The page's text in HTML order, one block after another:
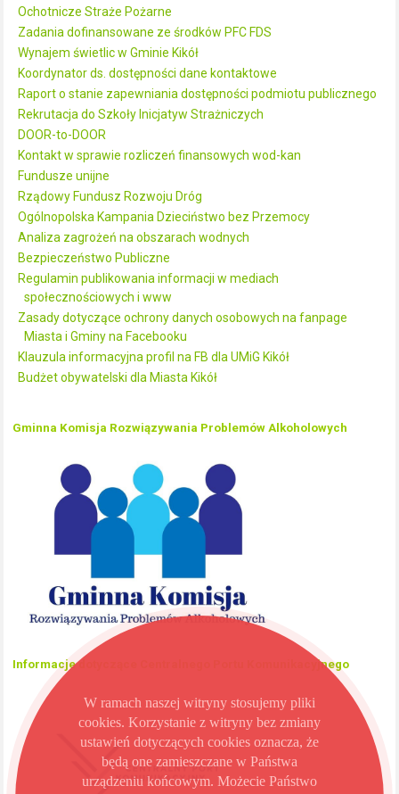
Ochotnicze Straże Pożarne
Zadania dofinansowane ze środków PFC FDS
Wynajem świetlic w Gminie Kikół
Koordynator ds. dostępności dane kontaktowe
Raport o stanie zapewniania dostępności podmiotu publicznego
Rekrutacja do Szkoły Inicjatyw Strażniczych
DOOR-to-DOOR
Kontakt w sprawie rozliczeń finansowych wod-kan
Fundusze unijne
Rządowy Fundusz Rozwoju Dróg
Ogólnopolska Kampania Dzieciństwo bez Przemocy
Analiza zagrożeń na obszarach wodnych
Bezpieczeństwo Publiczne
Regulamin publikowania informacji w mediach
społecznościowych i www
Zasady dotyczące ochrony danych osobowych na fanpage
Miasta i Gminy na Facebooku
Klauzula informacyjna profil na FB dla UMiG Kikół
Budżet obywatelski dla Miasta Kikół
Gminna Komisja Rozwiązywania Problemów Alkoholowych
Informacje dotyczące Centralnego Portu Komunikacyjnego
W ramach naszej witryny stosujemy pliki
cookies. Korzystanie z witryny bez zmiany
ustawień dotyczących cookies oznacza, że
będą one zamieszczane w Państwa
urządzeniu końcowym. Możecie Państwo